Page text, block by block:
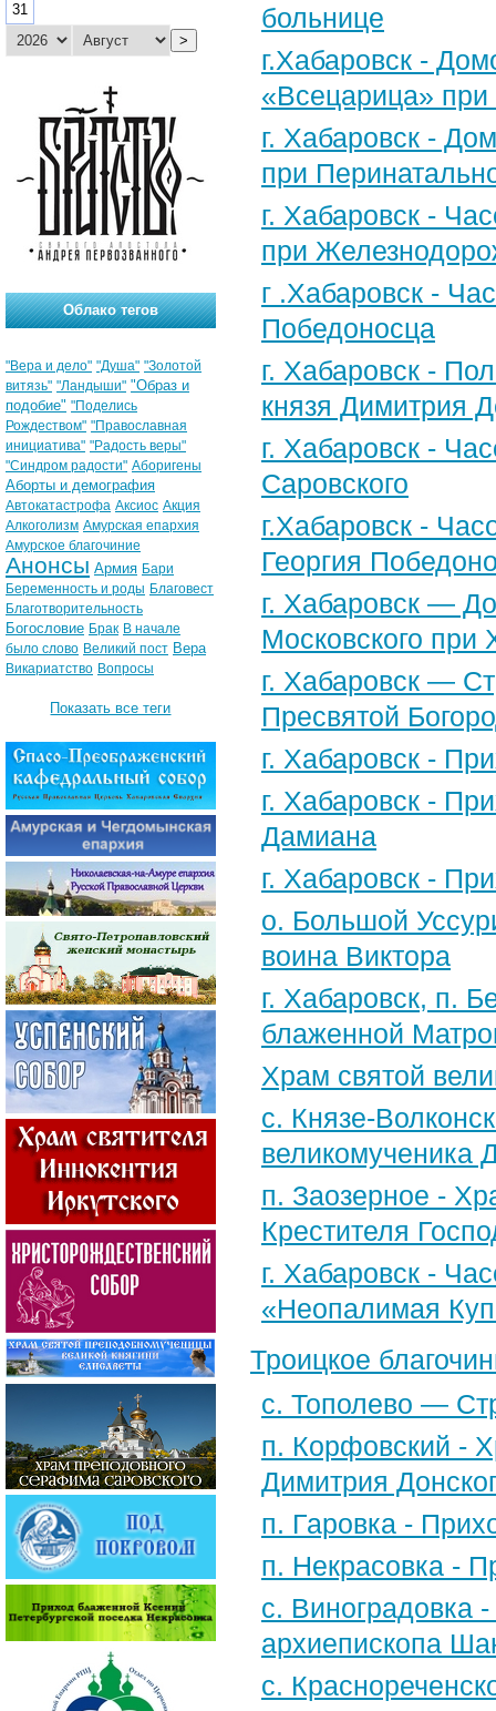
больнице
г.Хабаровск -
«Всецарица» при
г. Хабаровск -
при
г. Хабаровск -
при
г .Хабаровск -
Победоносца
г. Хабаровск -
князя Димитрия
г. Хабаровск -
Саровского
г.Хабаровск -
Георгия
г. Хабаровск —
Московского при
г. Хабаровск —
Пресвятой
г. Хабаровск -
г. Хабаровск -
Дамиана
г. Хабаровск -
о. Большой
воина Виктора
г. Хабаровск, п.
блаженной
Храм святой
с. Князе-
великомученика
п. Заозерное -
Крестителя
г. Хабаровск -
«Неопалимая
Троицкое
с. Тополево —
п. Корфовский -
Димитрия
п. Гаровка -
п. Некрасовка -
с. Виноградовка
архиепископа
с.
31
>
Облако тегов
"Вера и дело" "Душа" "Золотой
витязь" "Ландыши" "Образ и
подобие" "Поделись
Рождеством" "Православная
инициатива" "Радость веры"
"Синдром радости" Аборигены
Аборты и демография
Автокатастрофа Аксиос Акция
Алкоголизм Амурская епархия
Амурское благочиние
Анонсы Армия Бари
Беременность и роды Благовест
Благотворительность
Богословие Брак В начале
было слово Великий пост Вера
Викариатство Вопросы
Показать все теги